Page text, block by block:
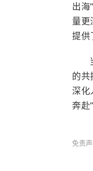
出海
量更
提供
的共
深化
奔赴
免责